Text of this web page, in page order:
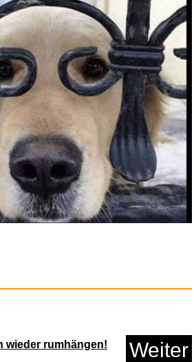
K 2 Pin Kühls...
Anzeige
World of Warcraft -
H...
wieder rumhängen! Weiter